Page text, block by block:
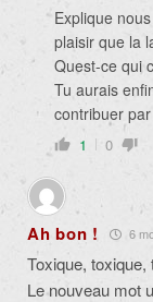
Explique
plaisir que la
Quest-ce qui
Tu aurais
contribuer
1 0
Ah bon ! 6
Toxique, toxique,
Le nouveau mot